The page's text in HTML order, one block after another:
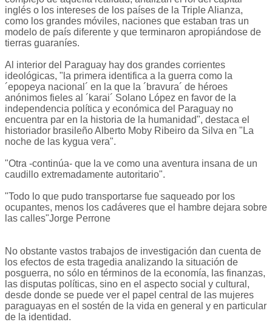
inglés o los intereses de los países de la Triple Alianza,
como los grandes móviles, naciones que estaban tras un
modelo de país diferente y que terminaron apropiándose de
tierras guaraníes.
Al interior del Paraguay hay dos grandes corrientes
ideológicas, "la primera identifica a la guerra como la
´epopeya nacional´ en la que la ´bravura´ de héroes
anónimos fieles al ´karai´ Solano López en favor de la
independencia política y económica del Paraguay no
encuentra par en la historia de la humanidad", destaca el
historiador brasileño Alberto Moby Ribeiro da Silva en "La
noche de las kygua vera".
"Otra -continúa- que la ve como una aventura insana de un
caudillo extremadamente autoritario".
"Todo lo que pudo transportarse fue saqueado por los
ocupantes, menos los cadáveres que el hambre dejara sobre
las calles"Jorge Perrone
No obstante vastos trabajos de investigación dan cuenta de
los efectos de esta tragedia analizando la situación de
posguerra, no sólo en términos de la economía, las finanzas,
las disputas políticas, sino en el aspecto social y cultural,
desde donde se puede ver el papel central de las mujeres
paraguayas en el sostén de la vida en general y en particular
de la identidad.